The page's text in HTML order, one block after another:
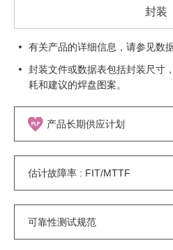
封装
有关产品的详细信息，请参见数据
封装文件或数据表包括封装尺寸
耗和建议的焊盘图案。
产品长期供应计划
估计故障率 : FIT/MTTF
可靠性测试规范